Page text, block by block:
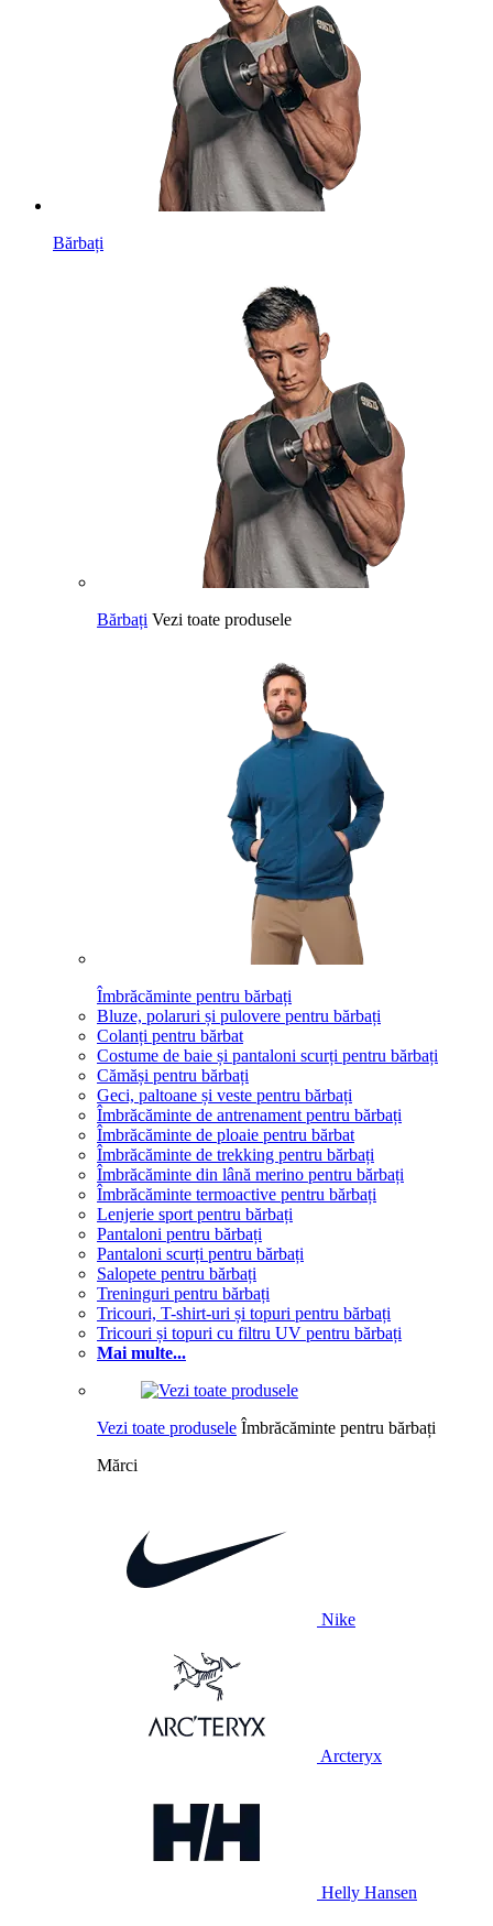
Bărbați
Bărbați Vezi toate produsele
Îmbrăcăminte pentru bărbați
Bluze, polaruri și pulovere pentru bărbați
Colanți pentru bărbat
Costume de baie și pantaloni scurți pentru bărbați
Cămăși pentru bărbați
Geci, paltoane și veste pentru bărbați
Îmbrăcăminte de antrenament pentru bărbați
Îmbrăcăminte de ploaie pentru bărbat
Îmbrăcăminte de trekking pentru bărbați
Îmbrăcăminte din lână merino pentru bărbați
Îmbrăcăminte termoactive pentru bărbați
Lenjerie sport pentru bărbați
Pantaloni pentru bărbați
Pantaloni scurți pentru bărbați
Salopete pentru bărbați
Treninguri pentru bărbați
Tricouri, T-shirt-uri și topuri pentru bărbați
Tricouri și topuri cu filtru UV pentru bărbați
Mai multe...
Vezi toate produsele Îmbrăcăminte pentru bărbați
Mărci
Nike
Arcteryx
Helly Hansen